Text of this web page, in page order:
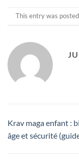
This entry was
Krav maga enfant :
âge et sécurité